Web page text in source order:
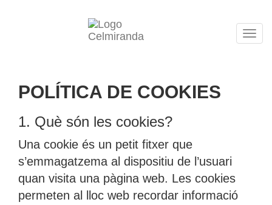
POLÍTICA DE COOKIES
1. Què són les cookies?
Una cookie és un petit fitxer que
s’emmagatzema al dispositiu de l’usuari
quan visita una pàgina web. Les cookies
permeten al lloc web recordar informació